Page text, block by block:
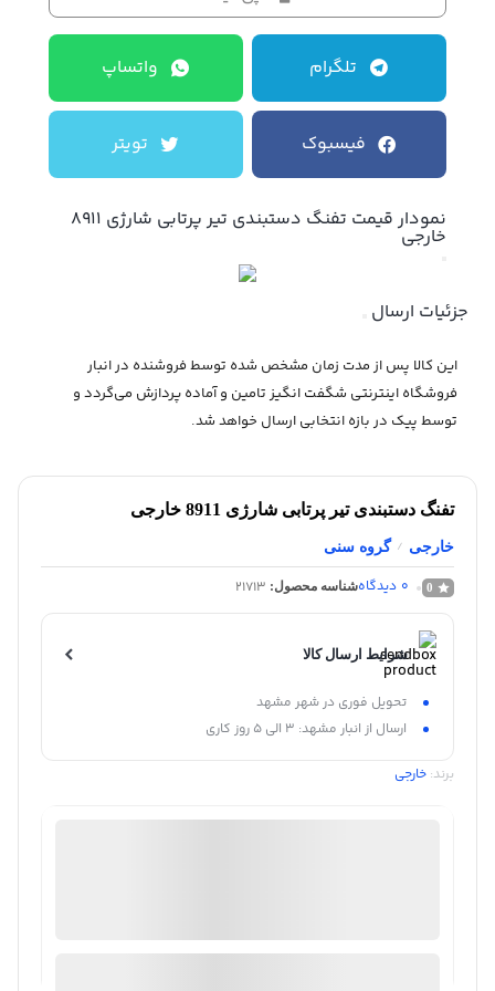
تلگرام واتساپ
فیسبوک تویتر
نمودار قیمت تفنگ دستبندی تیر پرتابی شارژی 8911
خارجی
جزئیات ارسال
این کالا پس از مدت زمان مشخص شده توسط فروشنده در انبار
فروشگاه اینترنتی شگفت انگیز تامین و آماده پردازش می‌گردد و
توسط پیک در بازه انتخابی ارسال خواهد شد.
تفنگ دستبندی تیر پرتابی شارژی 8911 خارجی
خارجی / گروه سنی
0
0 دیدگاهشناسه محصول: 21713
شرایط ارسال کالا
تحویل فوری در شهر مشهد
ارسال از انبار مشهد: 3 الی 5 روز کاری
برند: خارجی
ارسال توسط شگفت انگیز